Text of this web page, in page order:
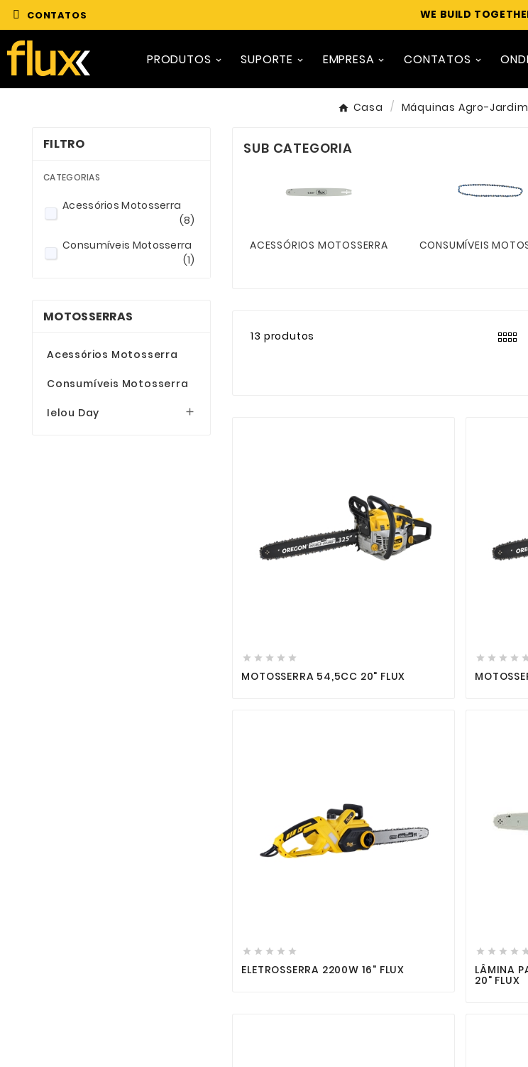
CONTATOS WE BUILD
PRODUTOS SUPORTE EMPRESA CONTATOS
Casa Máquinas Agro-Jardim
FILTRO
CATEGORIAS
Acessórios Motosserra
(8)
Consumíveis Motosserra
(1)
MOTOSSERRAS
Acessórios Motosserra
Consumíveis Motosserra
Ielou Day 
SUB CATEGORIA
ACESSÓRIOS MOTOSSERRA CONSUMÍVEIS
13 produtos
    
MOTOSSERRA 54,5CC 20" FLUX
   
    
ELETROSSERRA 2200W 16" FLUX
   
LÂMINA
20" FLUX